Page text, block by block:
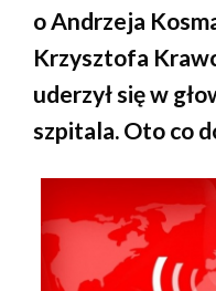
o Andrzeja
Krzysztofa
uderzył się w
szpitala. Oto co